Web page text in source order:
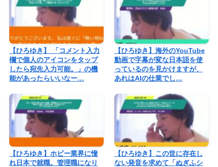
【ひろゆき】 「コメント入力
欄で個人のアイコンをタップ
したら宛先入力可能。」の機
能があったらいいなー…
【ひろゆき】海外のYouTube
動画で字幕が変な日本語を使
っているのを見かけますが、
あれはAIの仕業でし…
【ひろゆき】ホビー業界に憧
れ日本で就職。管理職になり
【ひろゆき】この世に存在し
ない発音を求めて「ぬぎふシ